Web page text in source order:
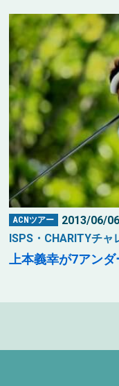
ACNツアー
2013/06/
ISPS・CHARITYチ
上本義幸が7アン